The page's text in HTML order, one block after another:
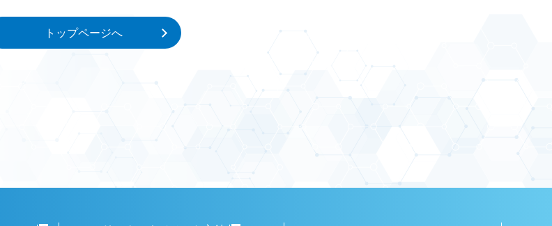
トップページへ